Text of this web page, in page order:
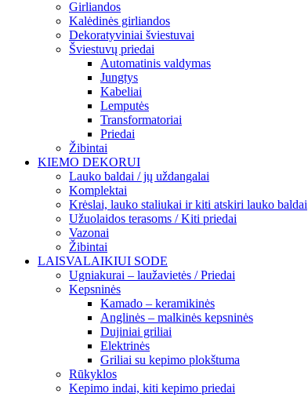
Girliandos
Kalėdinės girliandos
Dekoratyviniai šviestuvai
Šviestuvų priedai
Automatinis valdymas
Jungtys
Kabeliai
Lemputės
Transformatoriai
Priedai
Žibintai
KIEMO DEKORUI
Lauko baldai / jų uždangalai
Komplektai
Krėslai, lauko staliukai ir kiti atskiri lauko baldai
Užuolaidos terasoms / Kiti priedai
Vazonai
Žibintai
LAISVALAIKIUI SODE
Ugniakurai – laužavietės / Priedai
Kepsninės
Kamado – keramikinės
Anglinės – malkinės kepsninės
Dujiniai griliai
Elektrinės
Griliai su kepimo plokštuma
Rūkyklos
Kepimo indai, kiti kepimo priedai